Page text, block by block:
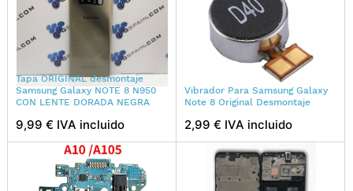
Tapa ORIGINAL desmontaje
Samsung Galaxy NOTE 8 N950
CON LENTE DORADA NEGRA
9,99 € IVA incluido
Vibrador Para Samsung Galaxy
Note 8 Original Desmontaje
2,99 € IVA incluido